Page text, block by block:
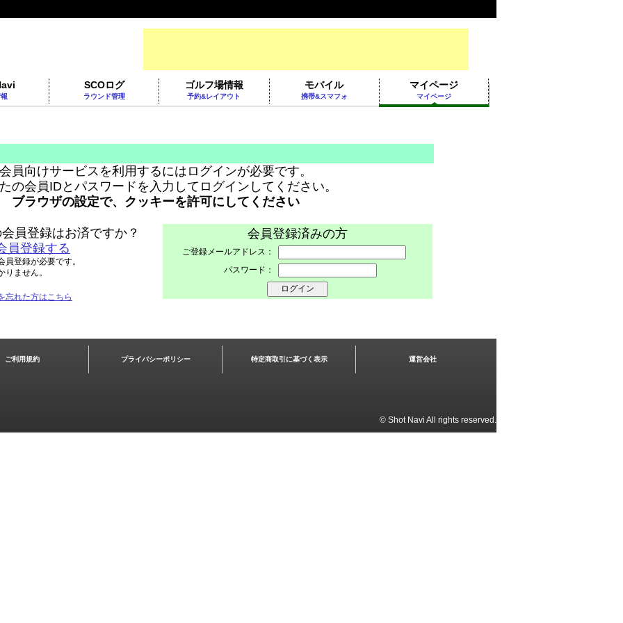
SCOログ
ラウンド管理
ゴルフ場情報
予約&レイアウト
モバイル
携帯&スマフォ
マイページ
マイページ
会員向けサービスを利用するにはログインが必要です。
の会員IDとパスワードを入力してログインしてください。
ブラウザの設定で、クッキーを許可にしてください
員登録はお済ですか？
員登録する
登録が必要です。
ません。
忘れた方はこちら
会員登録済みの方
ご登録メールアドレス：
パスワード：
ご利用規約 プライバシーポリシー 特定商取引に基づく表示 運営会社
© Shot Navi All rights reserved.